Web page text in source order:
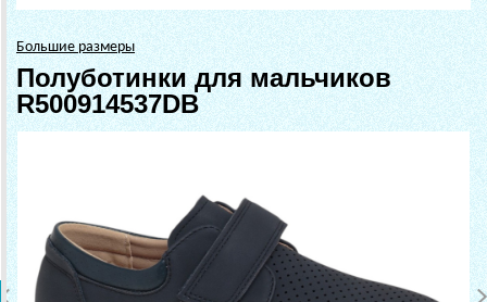
Большие размеры
Полуботинки для мальчиков
R500914537DB